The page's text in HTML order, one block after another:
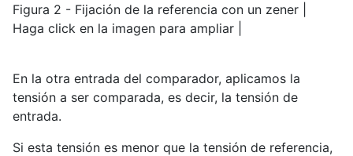
Figura 2 - Fijación de la referencia con un zener |
Haga click en la imagen para ampliar |
En la otra entrada del comparador, aplicamos la
tensión a ser comparada, es decir, la tensión de
entrada.
Si esta tensión es menor que la tensión de referencia,